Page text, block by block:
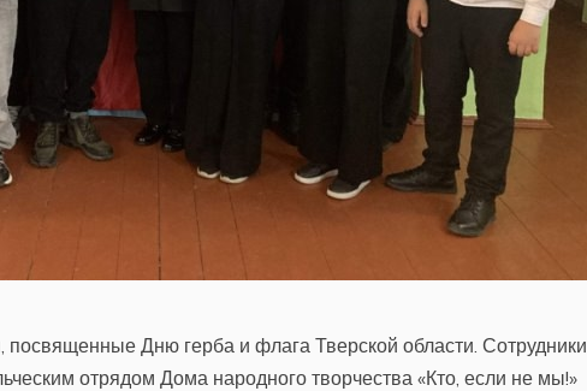
посвященные Дню герба и флага Тверской области. Сотрудники
отрядом Дома народного творчества «Кто, если не мы!»